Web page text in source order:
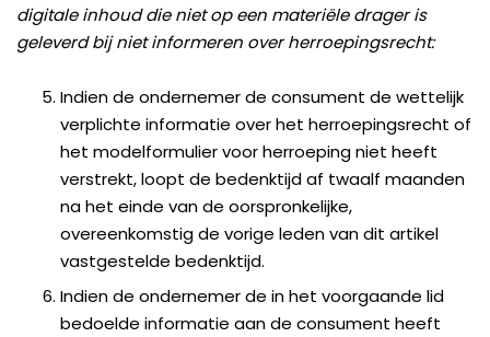
digitale inhoud die niet op een materiële drager is
geleverd bij niet informeren over herroepingsrecht:
Indien de ondernemer de consument de wettelijk
verplichte informatie over het herroepingsrecht of
het modelformulier voor herroeping niet heeft
verstrekt, loopt de bedenktijd af twaalf maanden
na het einde van de oorspronkelijke,
overeenkomstig de vorige leden van dit artikel
vastgestelde bedenktijd.
Indien de ondernemer de in het voorgaande lid
bedoelde informatie aan de consument heeft